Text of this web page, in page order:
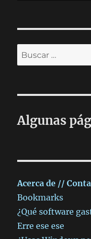
Buscar
por:
Algunas
Acerca de //
Bookmarks
¿Qué software
Erre ese ese